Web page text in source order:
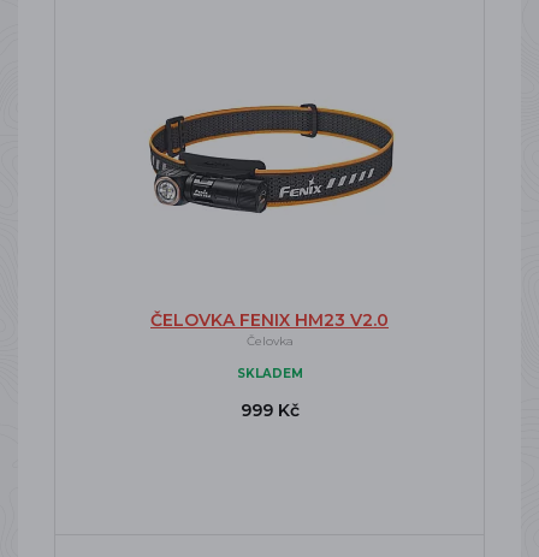
ČELOVKA FENIX HM23 V2.0
Čelovka
SKLADEM
999 Kč